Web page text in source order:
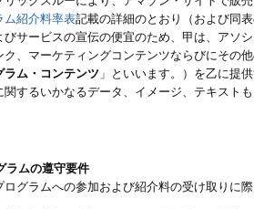
ム紹介料率表記載の詳細のとおり（および同
びサービスの宣伝の便宜のため、甲は、アソ
ク、マーケティングコンテンツならびにその
ラム・コンテンツ 」といいます。）を乙に提
関するいかなるデータ、イメージ、テキス
ラムの遵守要件
グラムへの参加および紹介料の受け取りに